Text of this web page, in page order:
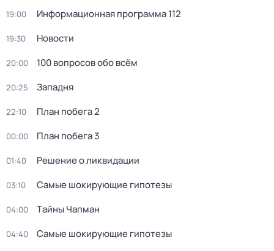
19:00 Информационная программа 112
19:30 Новости
20:00 100 вопросов обо всём
20:25 Западня
22:10 План побега 2
00:00 План побега 3
01:40 Решение о ликвидации
03:10 Самые шoкиpующие гипотезы
04:00 Тaйны Чапман
04:40 Самые шoкиpующие гипотезы